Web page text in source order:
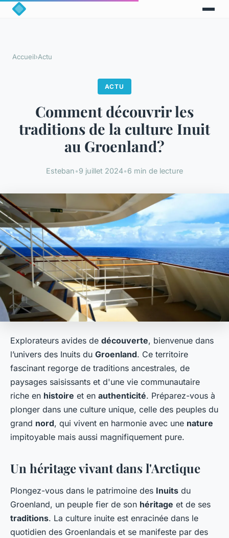
Accueil›Actu
ACTU
Comment découvrir les
traditions de la culture Inuit
au Groenland?
Esteban•9 juillet 2024•6 min de lecture
Explorateurs avides de découverte, bienvenue dans
l’univers des Inuits du Groenland. Ce territoire
fascinant regorge de traditions ancestrales, de
paysages saisissants et d'une vie communautaire
riche en histoire et en authenticité. Préparez-vous à
plonger dans une culture unique, celle des peuples du
grand nord, qui vivent en harmonie avec une nature
impitoyable mais aussi magnifiquement pure.
Un héritage vivant dans l'Arctique
Plongez-vous dans le patrimoine des Inuits du
Groenland, un peuple fier de son héritage et de ses
traditions. La culture inuite est enracinée dans le
quotidien des Groenlandais et se manifeste par des